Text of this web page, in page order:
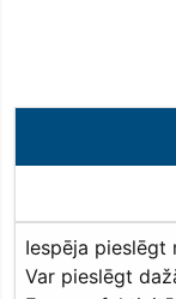
Iespēja pieslēgt
Var pieslēgt